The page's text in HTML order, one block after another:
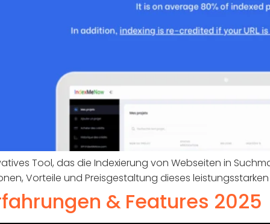
Tool, das die Indexierung von Webseiten in
Vorteile und Preisgestaltung dieses leistungsstarken
& Features 2025